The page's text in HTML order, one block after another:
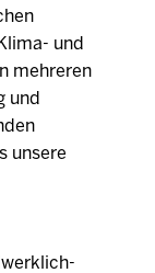
und
mehreren
und
unsere